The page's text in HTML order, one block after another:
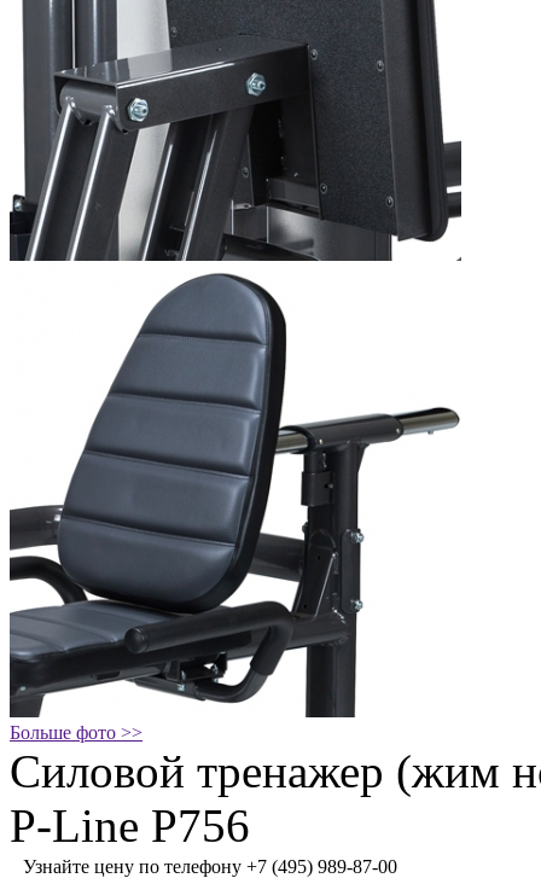
Больше фото >>
Силовой тренажер (жим
P-Line P756
Узнайте цену по телефону +7 (495) 989-87-00